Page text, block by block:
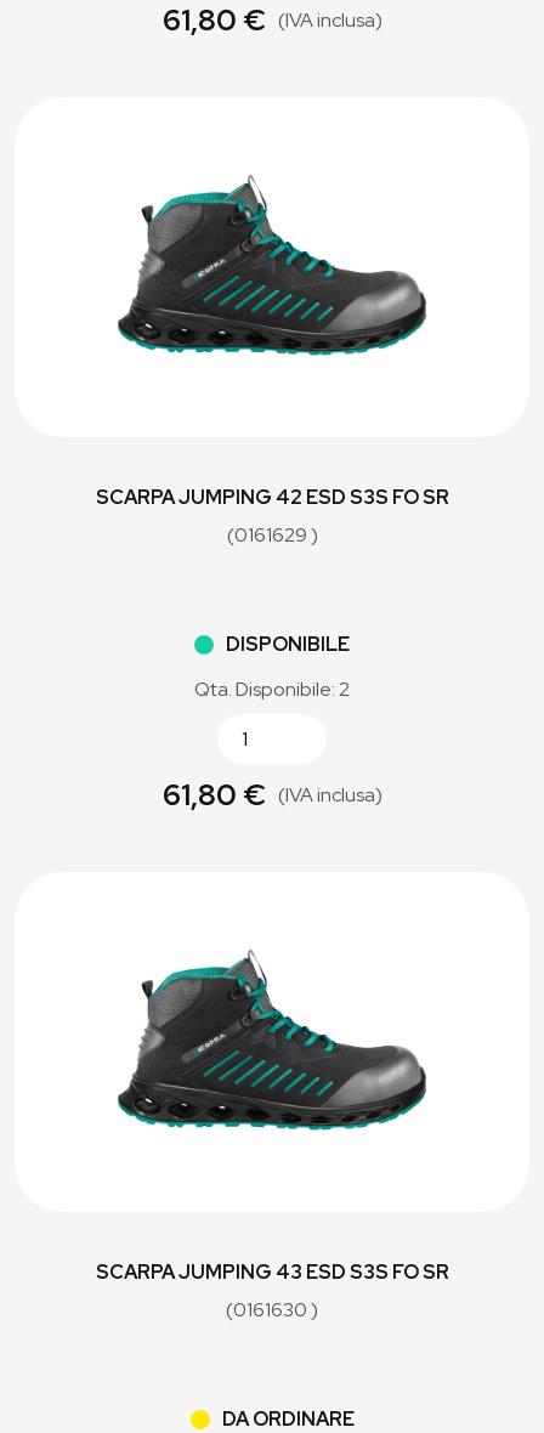
61,80 € (IVA inclusa)
SCARPA JUMPING 42 ESD S3S FO SR
(0161629 )
DISPONIBILE
Qta. Disponibile: 2
61,80 € (IVA inclusa)
SCARPA JUMPING 43 ESD S3S FO SR
(0161630 )
DA ORDINARE